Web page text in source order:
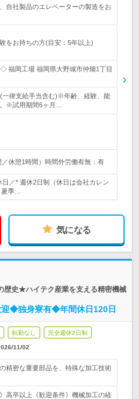
自社製品のエレベーターの製造をお
をお持ちの方(目安：5年以上)
福岡工場 福岡県大野城市仲畑1丁目
一律支給手当含む)※年齢、経験、能
※試用期間6ヶ月…
休憩1時間）時間外労働有無：有
* 週休2日制（休日は会社カレン
季…
気になる
歴史★ハイテク産業を支える精密機械
迎◆独身寮有◆年間休日120日
転勤なし 完全週休2日制
11/02
精密な重要部品を、特殊な加工技術
高卒以上《歓迎条件》機械加工の経